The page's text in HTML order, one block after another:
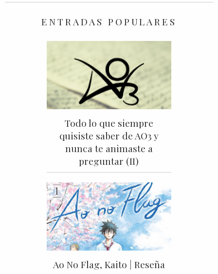
ENTRADAS POPULARES
Todo lo que siempre
quisiste saber de AO3 y
nunca te animaste a
preguntar (II)
Ao No Flag, Kaito | Reseña